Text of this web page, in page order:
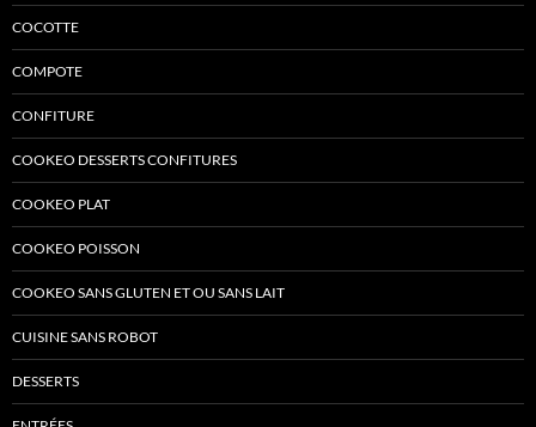
COCOTTE
COMPOTE
CONFITURE
COOKEO DESSERTS CONFITURES
COOKEO PLAT
COOKEO POISSON
COOKEO SANS GLUTEN ET OU SANS LAIT
CUISINE SANS ROBOT
DESSERTS